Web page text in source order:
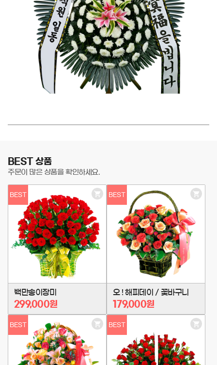
BEST 상품
주문이 많은 상품을 확인하세요.
BEST
백만송이장미
299,000원
장
구
니
담
기
BEST
오 ! 해피데이 / 꽃바구니
179,000원
장
니
담
기
BEST
장
구
담
BEST
장
니
담